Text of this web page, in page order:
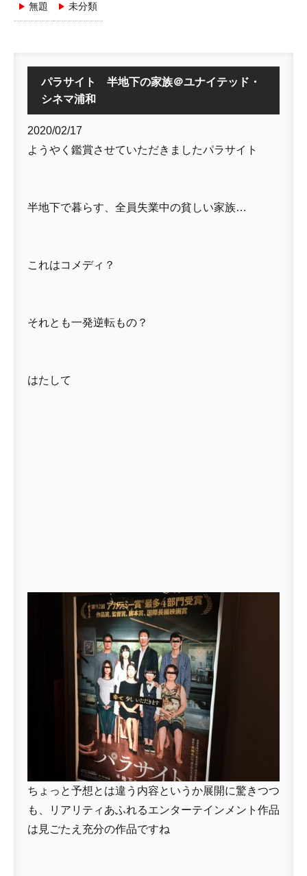
無題 未分類
パラサイト 半地下の家族＠ユナイテッド・
シネマ浦和
2020/02/17
ようやく鑑賞させていただきましたパラサイト
半地下で暮らす、全員失業中の貧しい家族…
これはコメディ？
それとも一発逆転もの？
はたして
ちょっと予想とは違う内容というか展開に驚きつつ
も、リアリティあふれるエンターテインメント作品
は見ごたえ充分の作品ですね